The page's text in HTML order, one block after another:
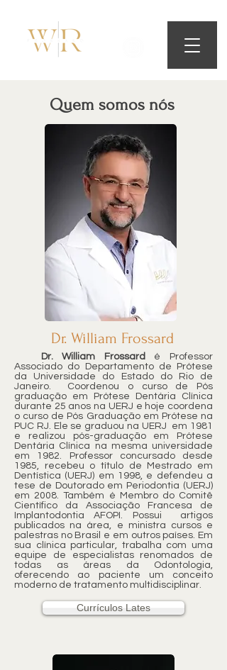
Quem somos nós
Dr. William Frossard
Dr. William Frossard é Professor
Associado do Departamento de Prótese
da Universidade do Estado do Rio de
Janeiro. Coordenou o curso de Pós
graduação em Prótese Dentária Clínica
durante 25 anos na UERJ e hoje coordena
o curso de Pós Graduação em Prótese na
PUC RJ. Ele se graduou na UERJ em 1981
e realizou pós-graduação em Prótese
Dentária Clínica na mesma universidade
em 1982. Professor concursado desde
1985, recebeu o título de Mestrado em
Dentística (UERJ) em 1998, e defendeu a
tese de Doutorado em Periodontia (UERJ)
em 2008. Também é Membro do Comitê
Científico da Associação Francesa de
Implantodontia AFOPI. Possui artigos
publicados na área, e ministra cursos e
palestras no Brasil e em outros países. Em
sua clínica particular, trabalha com uma
equipe de especialistas renomados de
todas as áreas da Odontologia,
oferecendo ao paciente um conceito
moderno de tratamento multidisciplinar.
Currículos Lates